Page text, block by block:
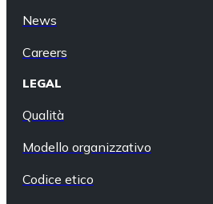
News
Careers
LEGAL
Qualità
Modello organizzativo
Codice etico